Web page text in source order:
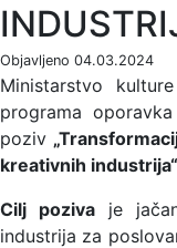
Objavljeno 04.03.2024
Ministarstvo
programa
poziv
kreativnih industrija“
Cilj poziva je
industrija za